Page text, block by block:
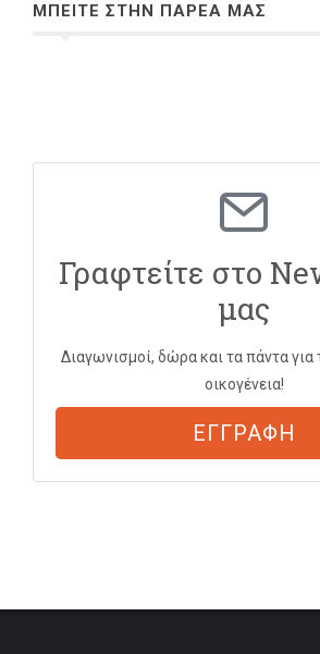
ΜΠΕΙΤΕ ΣΤΗΝ ΠΑΡΕΑ ΜΑΣ
Γραφτείτε στο
μας
Διαγωνισμοί, δώρα και τα πάντα για
οικογένεια!
ΕΓΓΡΑΦΗ